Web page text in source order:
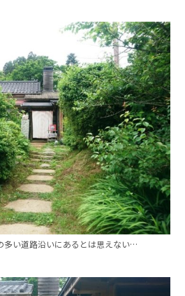
多い道路沿いにあるとは思えない…